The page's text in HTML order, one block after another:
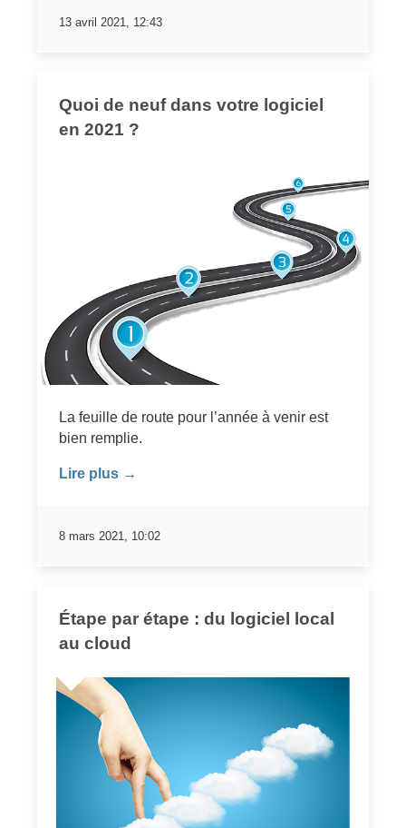
13 avril 2021, 12:43
Quoi de neuf dans votre logiciel
en 2021 ?
La feuille de route pour l’année à venir est
bien remplie.
Lire plus →
8 mars 2021, 10:02
Étape par étape : du logiciel local
au cloud